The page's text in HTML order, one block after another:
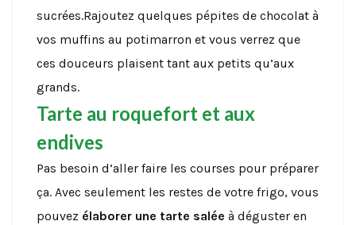
sucrées.Rajoutez quelques pépites de chocolat à
vos muffins au potimarron et vous verrez que
ces douceurs plaisent tant aux petits qu’aux
grands.
Tarte au roquefort et aux
endives
Pas besoin d’aller faire les courses pour préparer
ça. Avec seulement les restes de votre frigo, vous
pouvez élaborer une tarte salée à déguster en